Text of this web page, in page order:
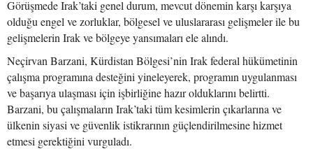
Görüşmede Irak’taki genel durum, mevcut dönemin karşı karşıya
olduğu engel ve zorluklar, bölgesel ve uluslararası gelişmeler ile bu
gelişmelerin Irak ve bölgeye yansımaları ele alındı.
Neçirvan Barzani, Kürdistan Bölgesi’nin Irak federal hükümetinin
çalışma programına desteğini yineleyerek, programın uygulanması
ve başarıya ulaşması için işbirliğine hazır olduklarını belirtti.
Barzani, bu çalışmaların Irak’taki tüm kesimlerin çıkarlarına ve
ülkenin siyasi ve güvenlik istikrarının güçlendirilmesine hizmet
etmesi gerektiğini vurguladı.